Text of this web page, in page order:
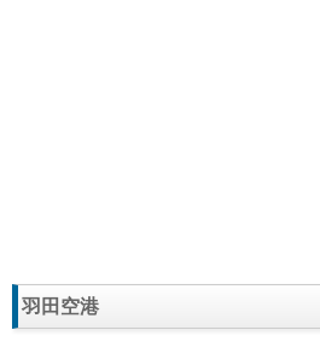
羽田空港